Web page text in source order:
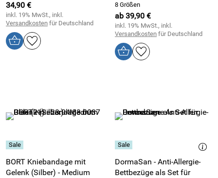
34,90 €
inkl. 19% MwSt., inkl.
Versandkosten für Deutschland
8 Größen
ab 39,90 €
inkl. 19% MwSt., inkl.
Versandkosten für Deutschland
BORT Kniebandage mit
Gelenk (Silber) - Medium
DormaSan - Anti-Allergie-
Bettbezüge als Set für